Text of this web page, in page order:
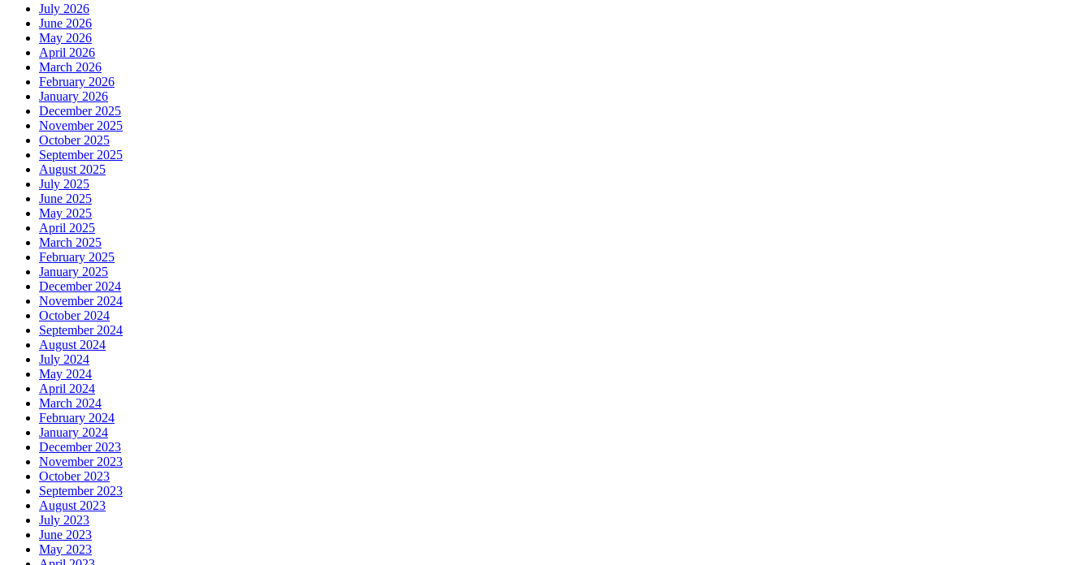
July 2026
June 2026
May 2026
April 2026
March 2026
February 2026
January 2026
December 2025
November 2025
October 2025
September 2025
August 2025
July 2025
June 2025
May 2025
April 2025
March 2025
February 2025
January 2025
December 2024
November 2024
October 2024
September 2024
August 2024
July 2024
May 2024
April 2024
March 2024
February 2024
January 2024
December 2023
November 2023
October 2023
September 2023
August 2023
July 2023
June 2023
May 2023